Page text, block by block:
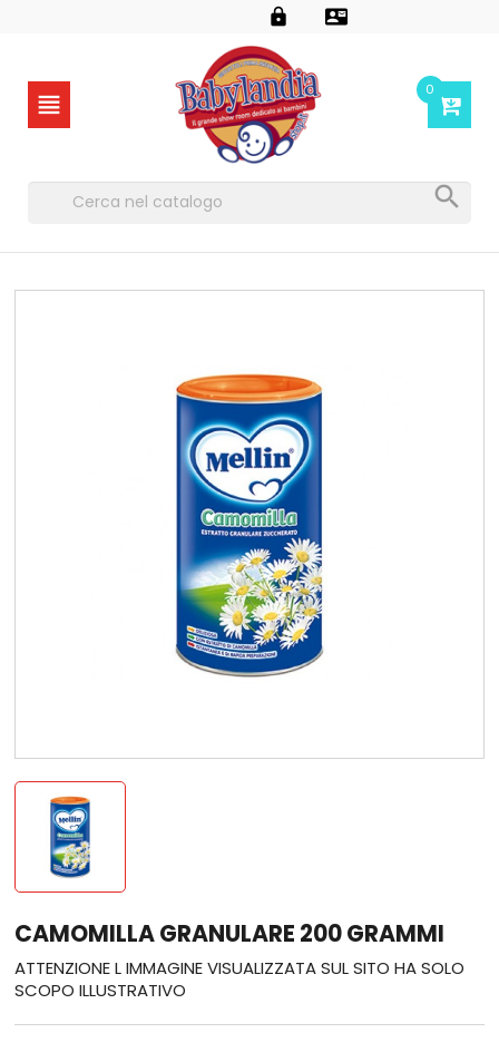
 
 0

CAMOMILLA GRANULARE 200 GRAMMI
ATTENZIONE L IMMAGINE VISUALIZZATA SUL SITO HA SOLO
SCOPO ILLUSTRATIVO